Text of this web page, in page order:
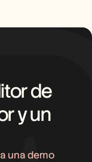
de
y un
una demo